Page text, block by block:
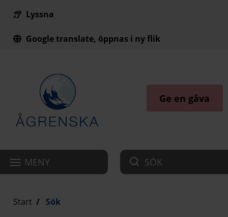
Till innehåll på sidan
Lyssna
Google translate, öppnas i ny flik
Ge en gåva
MENY SÖK
Start Sök